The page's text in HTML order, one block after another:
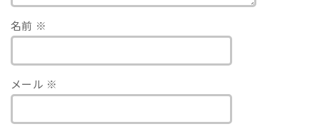
名前 ※
メール ※